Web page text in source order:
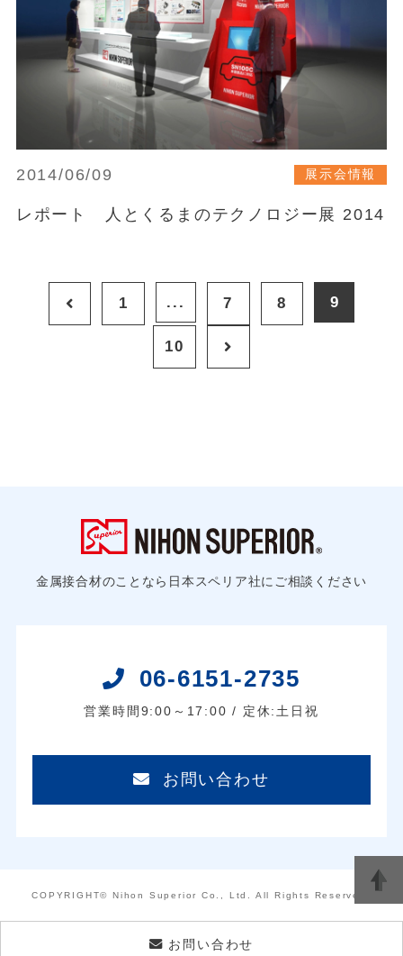
2014/06/09 展示会情報
レポート 人とくるまのテクノロジー展 2014
1 ... 7 8 9
10
金属接合材のことなら日本スペリア社にご相談ください
06-6151-2735
営業時間9:00～17:00 / 定休:土日祝
お問い合わせ
COPYRIGHT© Nihon Superior Co., Ltd. All Rights Reserved.
お問い合わせ